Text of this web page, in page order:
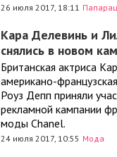
26 июля 2017, 18:11
Кара Делевинь и
снялись в новом
Британская актриса
американо-
Роуз Депп приняли
рекламной кампании
моды Chanel.
24 июля 2017, 10:55 Мода